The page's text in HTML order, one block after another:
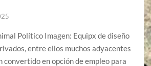
Político Imagen: Equipx de diseño
entre ellos muchos adyacentes
convertido en opción de empleo para